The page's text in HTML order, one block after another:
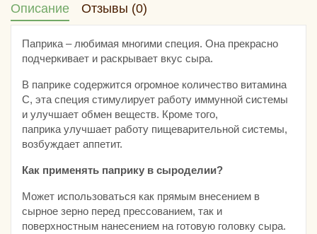
Описание Отзывы (0)
Паприка – любимая многими специя. Она прекрасно
подчеркивает и раскрывает вкус сыра.
В паприке содержится огромное количество витамина
С, эта специя стимулирует работу иммунной системы
и улучшает обмен веществ. Кроме того,
паприка улучшает работу пищеварительной системы,
возбуждает аппетит.
Как применять паприку в сыроделии?
Может использоваться как прямым внесением в
сырное зерно перед прессованием, так и
поверхностным нанесением на готовую головку сыра.